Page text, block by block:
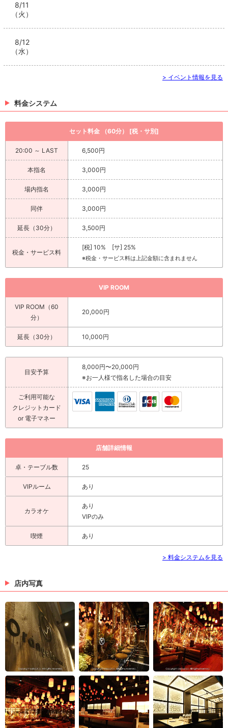
8/11
（火）
8/12
（水）
> イベント情報を見る
料金システム
セット料金 （60分） [税・サ別]
20:00 ～ LAST 6,500円
本指名 3,000円
場内指名 3,000円
同伴 3,000円
延長（30分） 3,500円
税金・サービス料
[税] 10% [サ] 25%
※税金・サービス料は上記金額に含まれません
VIP ROOM
VIP ROOM（60
分）
20,000円
延長（30分） 10,000円
目安予算
8,000円〜20,000円
※お一人様で指名した場合の目安
ご利用可能な
クレジットカード
or 電子マネー
店舗詳細情報
卓・テーブル数 25
VIPルーム あり
カラオケ
あり
VIPのみ
喫煙 あり
> 料金システムを見る
店内写真